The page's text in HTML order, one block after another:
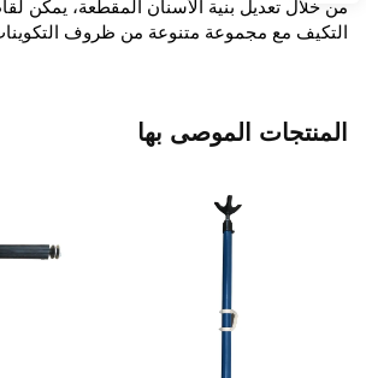
التكيف مع مجموعة متنوعة من ظروف
المنتجات الموصى بها